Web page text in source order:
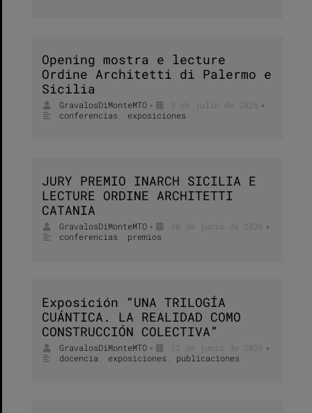
Opening mostra e lecture
Ordine Architetti di Palermo e
Sicilia
GravalosDiMonteMTO • 3 de julio de 2026 •
conferencias exposiciones
JURY PREMIO INARCH SICILIA E
LECTURE ORDINE ARCHITETTI
CATANIA
GravalosDiMonteMTO • 30 de junio de 2026 •
conferencias premios
Exposición “UNA TRILOGÍA
CUÁNTICA. LA REALIDAD COMO
CONSTRUCCIÓN COLECTIVA”
GravalosDiMonteMTO • 12 de junio de 2026 •
docencia exposiciones publicaciones